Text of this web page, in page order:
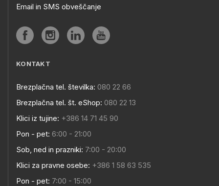
Email in SMS obveščanje
KONTAKT
Brezplačna tel. številka: 080 22 66
Brezplačna tel. št. eShop: 080 22 13
Klici iz tujine: +386 14 71 45 90
Pon - pet: 6:00 - 21:00
Sob, ned in prazniki: 7:00 - 20:00
Klici za pravne osebe: +386 1 58 63 535
Pon - pet: 7:00 - 15:00